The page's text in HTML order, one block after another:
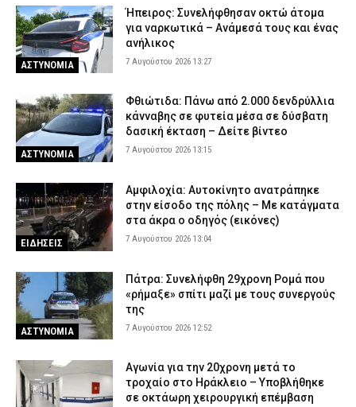
ΑΣΤΥΝΟΜΙΑ
Ήπειρος: Συνελήφθησαν οκτώ άτομα
για ναρκωτικά – Ανάμεσά τους και ένας
ανήλικος
7 Αυγούστου 2026 13:27
ΑΣΤΥΝΟΜΙΑ
Φθιώτιδα: Πάνω από 2.000 δενδρύλλια
κάνναβης σε φυτεία μέσα σε δύσβατη
δασική έκταση – Δείτε βίντεο
7 Αυγούστου 2026 13:15
ΕΙΔΗΣΕΙΣ
Αμφιλοχία: Αυτοκίνητο ανατράπηκε
στην είσοδο της πόλης – Με κατάγματα
στα άκρα ο οδηγός (εικόνες)
7 Αυγούστου 2026 13:04
ΑΣΤΥΝΟΜΙΑ
Πάτρα: Συνελήφθη 29χρονη Ρομά που
«ρήμαξε» σπίτι μαζί με τους συνεργούς
της
7 Αυγούστου 2026 12:52
Αγωνία για την 20χρονη μετά το
τροχαίο στο Ηράκλειο – Υποβλήθηκε
σε οκτάωρη χειρουργική επέμβαση